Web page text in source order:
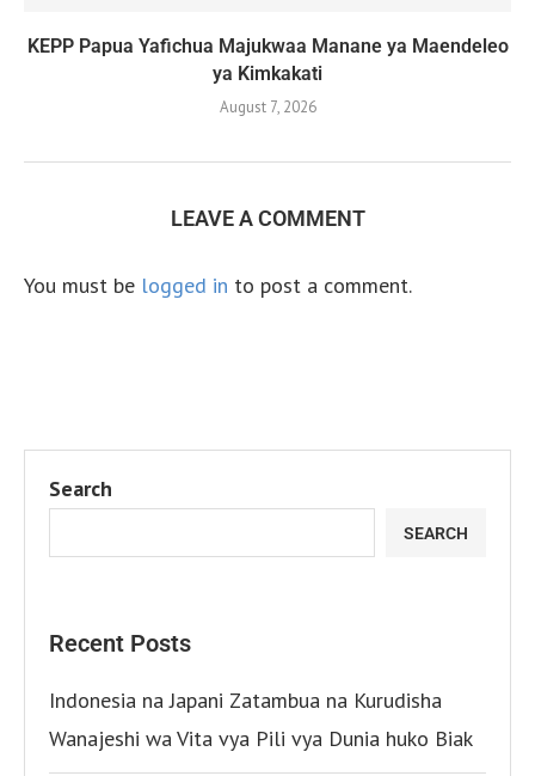
KEPP Papua Yafichua Majukwaa Manane ya Maendeleo
ya Kimkakati
August 7, 2026
LEAVE A COMMENT
You must be logged in to post a comment.
Search
SEARCH
Recent Posts
Indonesia na Japani Zatambua na Kurudisha
Wanajeshi wa Vita vya Pili vya Dunia huko Biak